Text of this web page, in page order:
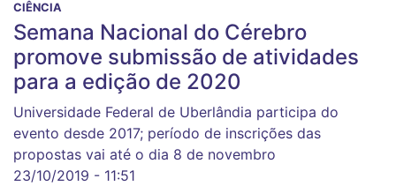
CIÊNCIA
Semana Nacional do Cérebro
promove submissão de atividades
para a edição de 2020
Universidade Federal de Uberlândia participa do
evento desde 2017; período de inscrições das
propostas vai até o dia 8 de novembro
23/10/2019 - 11:51